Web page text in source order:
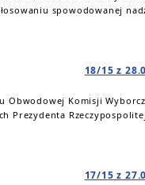
spowodowanej
18/15 z
Obwodowej Komisji
Prezydenta
17/15 z